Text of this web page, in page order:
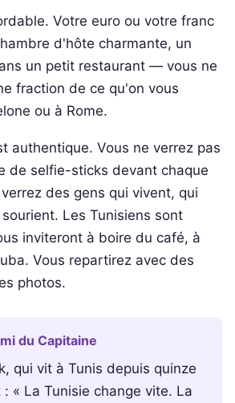
Votre euro ou votre franc
d'hôte charmante, un
un petit restaurant — vous ne
fraction de ce qu'on vous
ou à Rome.
authentique. Vous ne verrez pas
de selfie-sticks devant chaque
des gens qui vivent, qui
Les Tunisiens sont
inviteront à boire du café, à
Vous repartirez avec des
photos.
du Capitaine
qui vit à Tunis depuis quinze
« La Tunisie change vite. La